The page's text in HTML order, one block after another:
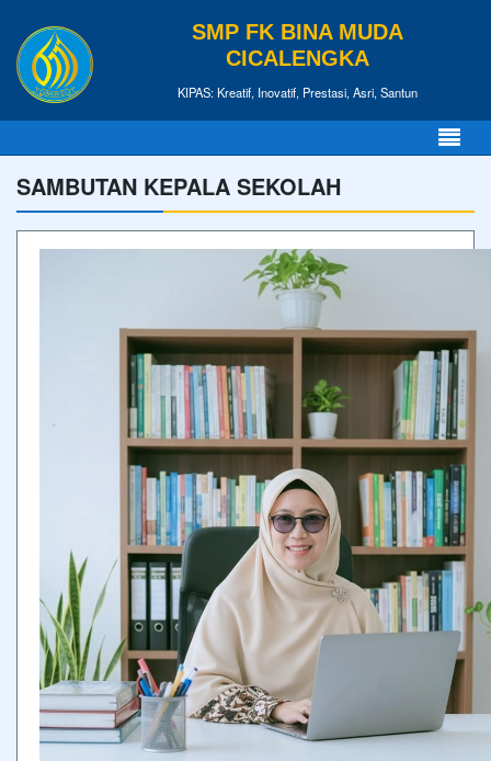
SMP FK BINA MUDA
CICALENGKA
KIPAS: Kreatif, Inovatif, Prestasi, Asri, Santun
SAMBUTAN KEPALA SEKOLAH